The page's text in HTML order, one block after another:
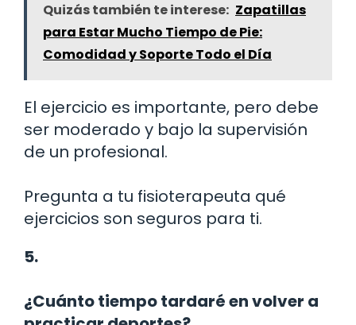
Quizás también te interese: Zapatillas
para Estar Mucho Tiempo de Pie:
Comodidad y Soporte Todo el Día
El ejercicio es importante, pero debe
ser moderado y bajo la supervisión
de un profesional.
Pregunta a tu fisioterapeuta qué
ejercicios son seguros para ti.
5.
¿Cuánto tiempo tardaré en volver a